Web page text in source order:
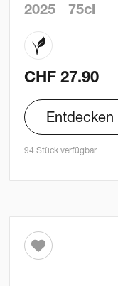
2025 75cl
CHF 27.90
Entdecken
94 Stück verfügbar